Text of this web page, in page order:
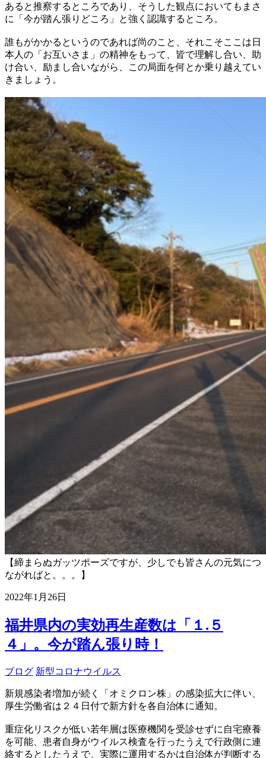
あると推察するところであり、そうした観点においてもまさ
に「今が踏ん張りどころ」と強く認識するところ。
誰もがかかるというのであれば尚のこと、それこそここは日
本人の「お互いさま」の精神をもって、皆で理解し合い、助
け合い、励まし合いながら、この局面を何とか乗り越えてい
きましょう。
【締まらぬガッツポーズですが、少しでも皆さんの元気につ
ながればと。。。】
2022年1月26日
福井県内の実効再生産数は「１.５
４」。今が踏ん張り時！
ブログ 新型コロナウイルス
新規感染者増加が続く「オミクロン株」の感染拡大に伴い、
厚生労働省は２４日付で新方針を各自治体に通知。
重症化リスクが低い若年層は医療機関を受診せずに自宅療養
を可能、患者自身がウイルス検査を行ったうえで行政側に連
絡するとしたうえで、実際に運用するかは自治体が判断する